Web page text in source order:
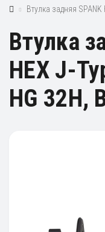
Втулка задняя
Втулка
HEX J-
HG 32H,